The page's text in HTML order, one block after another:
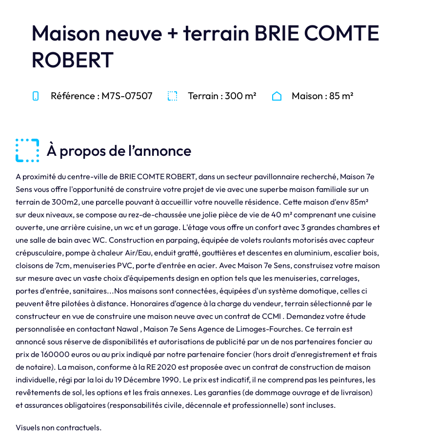
Maison neuve + terrain BRIE COMTE
ROBERT
Référence : M7S-07507 Terrain : 300 m² Maison : 85 m²
À propos de l’annonce
A proximité du centre-ville de BRIE COMTE ROBERT, dans un secteur pavillonnaire recherché, Maison 7e
Sens vous offre l'opportunité de construire votre projet de vie avec une superbe maison familiale sur un
terrain de 300m2, une parcelle pouvant à accueillir votre nouvelle résidence. Cette maison d'env 85m²
sur deux niveaux, se compose au rez-de-chaussée une jolie pièce de vie de 40 m² comprenant une cuisine
ouverte, une arrière cuisine, un wc et un garage. L'étage vous offre un confort avec 3 grandes chambres et
une salle de bain avec WC. Construction en parpaing, équipée de volets roulants motorisés avec capteur
crépusculaire, pompe à chaleur Air/Eau, enduit gratté, gouttières et descentes en aluminium, escalier bois,
cloisons de 7cm, menuiseries PVC, porte d'entrée en acier. Avec Maison 7e Sens, construisez votre maison
sur mesure avec un vaste choix d'équipements design en option tels que les menuiseries, carrelages,
portes d'entrée, sanitaires...Nos maisons sont connectées, équipées d'un système domotique, celles ci
peuvent être pilotées à distance. Honoraires d'agence à la charge du vendeur, terrain sélectionné par le
constructeur en vue de construire une maison neuve avec un contrat de CCMI . Demandez votre étude
personnalisée en contactant Nawal , Maison 7e Sens Agence de Limoges-Fourches. Ce terrain est
annoncé sous réserve de disponibilités et autorisations de publicité par un de nos partenaires foncier au
prix de 160000 euros ou au prix indiqué par notre partenaire foncier (hors droit d'enregistrement et frais
de notaire). La maison, conforme à la RE 2020 est proposée avec un contrat de construction de maison
individuelle, régi par la loi du 19 Décembre 1990. Le prix est indicatif, il ne comprend pas les peintures, les
revêtements de sol, les options et les frais annexes. Les garanties (de dommage ouvrage et de livraison)
et assurances obligatoires (responsabilités civile, décennale et professionnelle) sont incluses.
Visuels non contractuels.